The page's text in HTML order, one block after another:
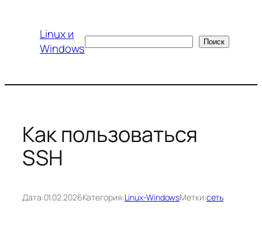
содержимому
Linux и
Windows
Поиск
Как пользоваться
SSH
Дата:01.02.2026Категория:Linux-WindowsМетки:сеть